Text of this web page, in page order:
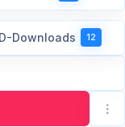
Downloads 12